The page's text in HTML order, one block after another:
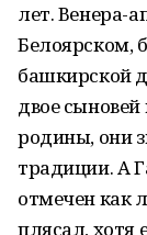
лет. Венера-
Белоярском,
башкирской
двое
родины, они
традиции. А
отмечен как
плясал, хотя